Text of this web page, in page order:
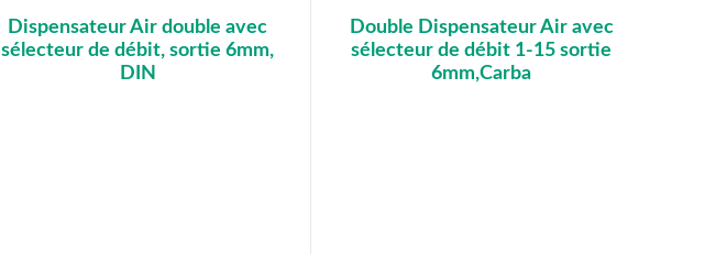
Dispensateur Air double avec
sélecteur de débit, sortie 6mm,
DIN
Double Dispensateur Air avec
sélecteur de débit 1-15 sortie
6mm,Carba